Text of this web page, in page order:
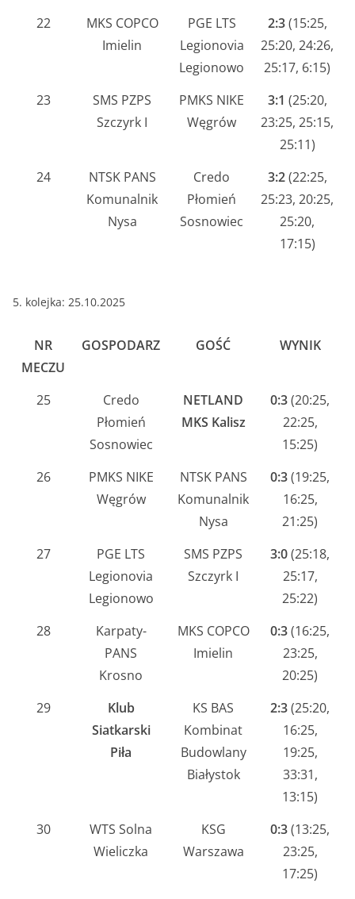
22
MKS COPCO
Imielin
PGE LTS
Legionovia
Legionowo
2:3(15:25,
25:20, 24:26,
25:17, 6:15)
23
SMS PZPS
Szczyrk I
PMKS NIKE
Węgrów
3:1 (25:20,
23:25, 25:15,
25:11)
24
NTSK PANS
Komunalnik
Nysa
Credo
Płomień
Sosnowiec
3:2(22:25,
25:23, 20:25,
25:20,
17:15)
5. kolejka: 25.10.2025
NR
MECZU
GOSPODARZ GOŚĆ WYNIK
25
Credo
Płomień
Sosnowiec
NETLAND
MKS Kalisz
0:3(20:25,
22:25,
15:25)
26
PMKS NIKE
Węgrów
NTSK PANS
Komunalnik
Nysa
0:3(19:25,
16:25,
21:25)
27
PGE LTS
Legionovia
Legionowo
SMS PZPS
Szczyrk I
3:0(25:18,
25:17,
25:22)
28
Karpaty-
PANS
Krosno
MKS COPCO
Imielin
0:3(16:25,
23:25,
20:25)
29
Klub
Siatkarski
Piła
KS BAS
Kombinat
Budowlany
Białystok
2:3(25:20,
16:25,
19:25,
33:31,
13:15)
30
WTS Solna
Wieliczka
KSG
Warszawa
0:3(13:25,
23:25,
17:25)